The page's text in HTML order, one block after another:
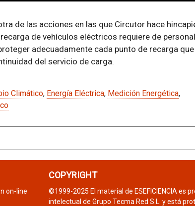
de las acciones en las que Circutor hace
de vehículos eléctricos requiere de personal
adecuadamente cada punto de recarga que
del servicio de carga.
Climático, Energía Eléctrica, Medición Energética,
on-line
COPYRIGHT
©1999-2025 El material de ESEFICIENCIA es
intelectual de Grupo Tecma Red S.L. y está